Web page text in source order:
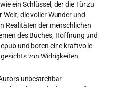
ein Schlüssel, der die Tür zu
Welt, die voller Wunder und
Realitäten der menschlichen
des Buches, Hoffnung und
und boten eine kraftvolle
von Widrigkeiten.
unbestreitbar